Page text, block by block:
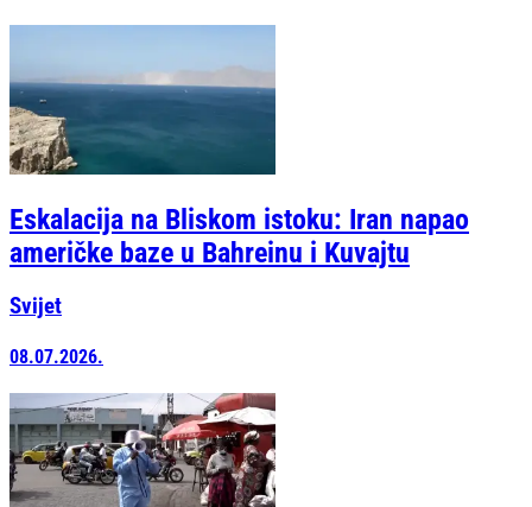
Eskalacija na Bliskom istoku: Iran napao
američke baze u Bahreinu i Kuvajtu
Svijet
08.07.2026.